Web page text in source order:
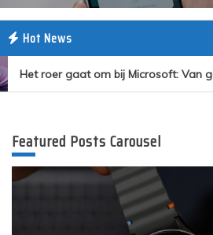
Hot News
Het roer gaat om bij Microsoft: Van
Featured Posts Carousel